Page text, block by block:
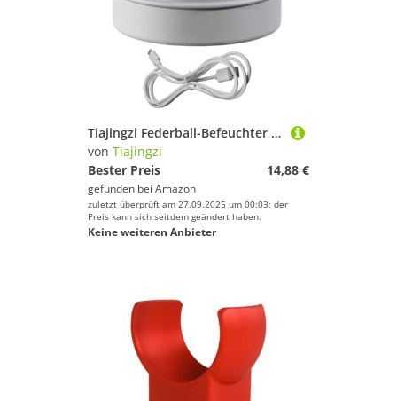
Tiajingzi Federball-Befeuchter Badminton,Badminton Federball Befeuchter Hält Feuchtigkeit | Schlauchsystem Zur Luftfeuchteregulierung Für Verbesserte Leistung Im Wettkampfsport Für Sportler
von Tiajingzi
Bester Preis
14,88 €
gefunden bei Amazon
zuletzt überprüft am 27.09.2025 um 00:03; der
Preis kann sich seitdem geändert haben.
Keine weiteren Anbieter